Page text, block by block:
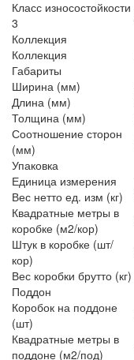
Класс износостойкости
3
Коллекция
Коллекция
Габариты
Ширина (мм)
Длина (мм)
Толщина (мм)
Соотношение сторон
(мм)
Упаковка
Единица измерения
Вес нетто ед. изм (кг)
Квадратные метры в
коробке (м2/кор)
Штук в коробке (шт/
кор)
Вес коробки брутто (кг)
Поддон
Коробок на поддоне
(шт)
Квадратные метры в
поддоне (м2/под)